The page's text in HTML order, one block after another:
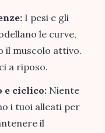
I pesi e gli
le curve,
il muscolo attivo.
a riposo.
e ciclico: Niente
i tuoi alleati per
il